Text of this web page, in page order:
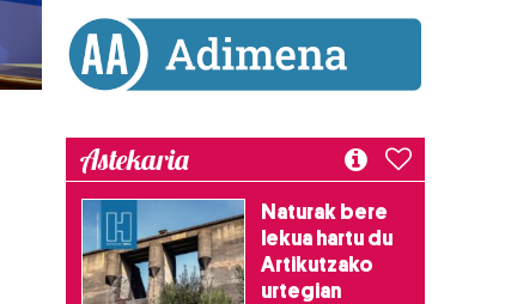
Astekaria
Naturak bere
lekua hartu du
Artikutzako
urtegian